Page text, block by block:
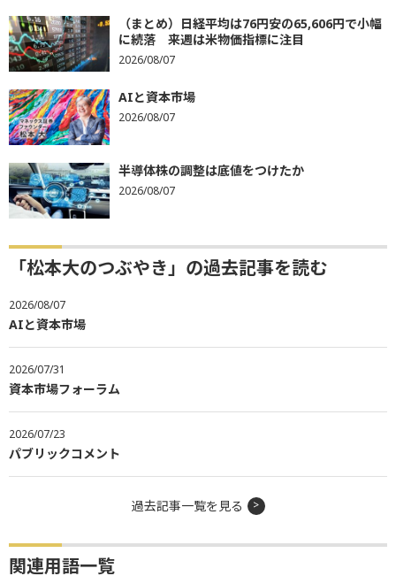
（まとめ）日経平均は76円安の65,606円で小幅
に続落 来週は米物価指標に注目
2026/08/07
AIと資本市場
2026/08/07
半導体株の調整は底値をつけたか
2026/08/07
「松本大のつぶやき」の過去記事を読む
2026/08/07
AIと資本市場
2026/07/31
資本市場フォーラム
2026/07/23
パブリックコメント
過去記事一覧を見る
関連用語一覧